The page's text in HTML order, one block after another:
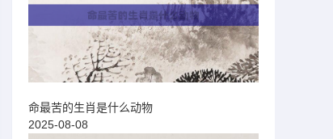
命最苦的生肖是什么动物
2025-08-08